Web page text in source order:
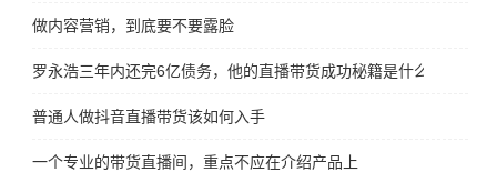
做内容营销，到底要不要露脸
罗永浩三年内还完6亿债务，他的直播带货成功秘籍是什么
普通人做抖音直播带货该如何入手
一个专业的带货直播间，重点不应在介绍产品上